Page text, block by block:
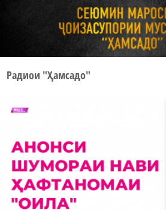
Радиои "Ҳамсадо"